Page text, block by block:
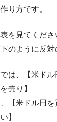
り方です。
を見てくだ
のように反対
は、【米ド
売り】
【米ドル円を
】